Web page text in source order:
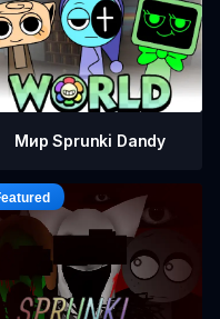
Мир Sprunki Dandy